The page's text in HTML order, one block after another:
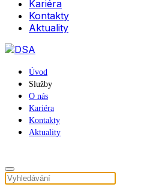
Kariéra
Kontakty
Aktuality
Úvod
Služby
O nás
Kariéra
Kontakty
Aktuality